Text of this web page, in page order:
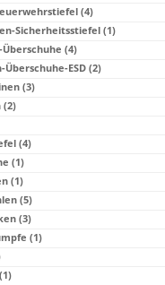
(4)
Sicherheitsstiefel (1)
(4)
ESD (2)
(3)
(2)
(4)
(1)
(1)
(5)
(3)
(1)
(1)